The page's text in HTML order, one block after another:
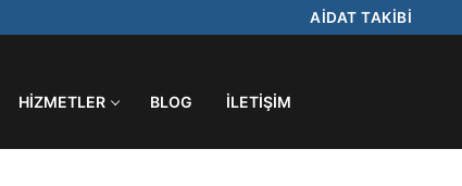
AİDAT TAKİBİ
HIZMETLER BLOG İLETIŞIM